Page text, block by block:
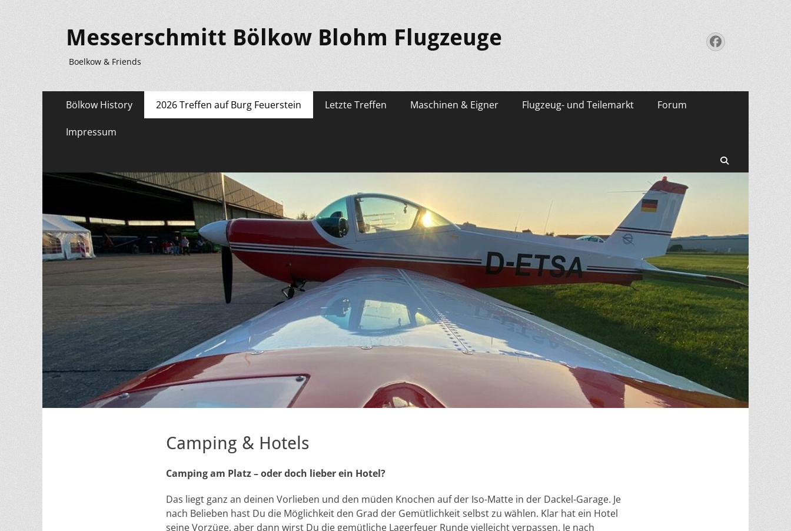
Messerschmitt Bölkow Blohm Flugzeuge
Boelkow & Friends
Facebook
Primäres
Inhalt
springen
Bölkow History 2026 Treffen auf Burg Feuerstein Letzte Treffen Maschinen & Eigner Flugzeug- und Teilemarkt Forum
Impressum
Camping & Hotels
Camping am Platz – oder doch lieber ein Hotel?
Das liegt ganz an deinen Vorlieben und den müden Knochen auf der Iso-Matte in der Dackel-Garage. Je
nach Belieben hast Du die Möglichkeit den Grad der Gemütlichkeit selbst zu wählen. Klar hat ein Hotel
seine Vorzüge, aber dann wirst Du die gemütliche Lagerfeuer Runde vielleicht verpassen. Je nach